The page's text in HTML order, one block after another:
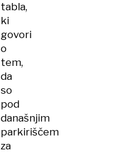
tabla,
ki
govori
o
tem,
da
so
pod
današnjim
parkiriščem
za